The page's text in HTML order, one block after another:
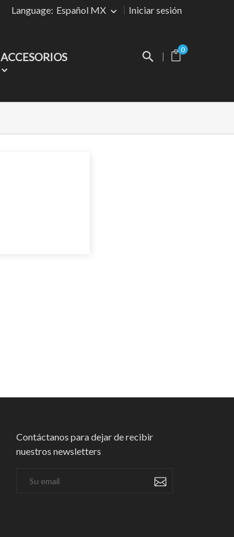
Language: Español MX Iniciar sesión
0
ACCESORIOS
Contáctanos para dejar de recibir
nuestros newsletters